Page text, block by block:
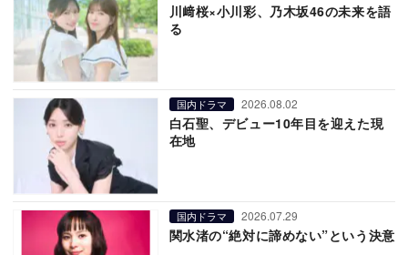
川﨑桜×小川彩、乃木坂46の未来を語
る
国内ドラマ 2026.08.02
白石聖、デビュー10年目を迎えた現
在地
国内ドラマ 2026.07.29
関水渚の“絶対に諦めない”という決意